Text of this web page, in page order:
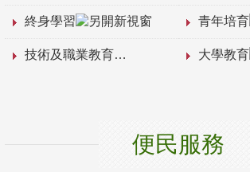
終身學習 青年培育
技術及職業教育 大學教育
便民服務